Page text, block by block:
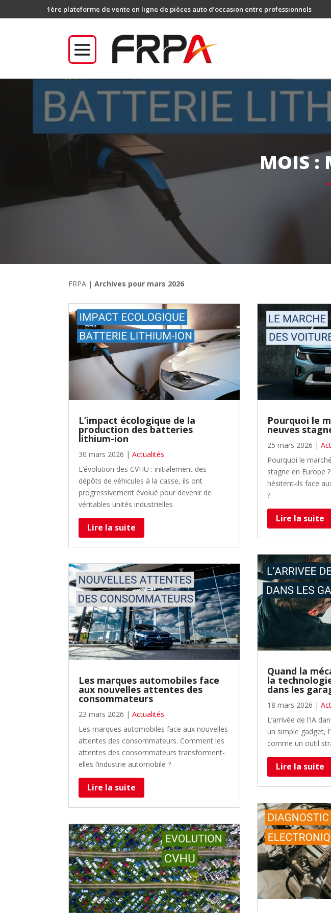
1ère plateforme de vente en ligne de pièces auto d’occasion entre professionnels
MOIS :
FRPA |Archives pour mars 2026
L’impact écologique de la
production des batteries
lithium-ion
30 mars 2026 |Actualités
L’évolution des CVHU : initialement des
dépôts de véhicules à la casse, ils ont
progressivement évolué pour devenir de
véritables unités industrielles
Lire la suite
Les marques automobiles face
aux nouvelles attentes des
consommateurs
23 mars 2026 |Actualités
Les marques automobiles face aux nouvelles
attentes des consommateurs. Comment les
attentes des consommateurs transforment-
elles l’industrie automobile ?
Lire la suite
Pourquoi le
neuves
25 mars 2026 |
Pourquoi le
stagne en Europe
hésitent-ils face
?
Lire la suite
Quand la
la
dans les
18 mars 2026 |
L’arrivée de l’IA
un simple gadget,
comme un outil
Lire la suite